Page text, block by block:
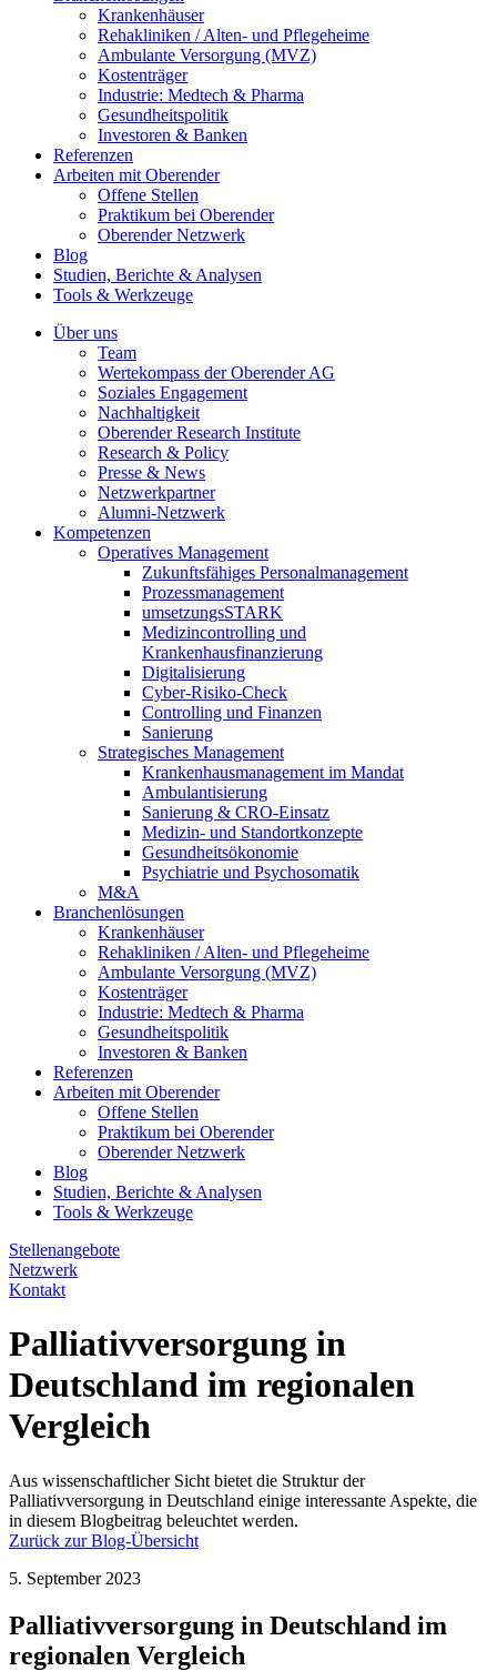
Krankenhäuser
Rehakliniken / Alten- und Pflegeheime
Ambulante Versorgung (MVZ)
Kostenträger
Industrie: Medtech & Pharma
Gesundheitspolitik
Investoren & Banken
Referenzen
Arbeiten mit Oberender
Offene Stellen
Praktikum bei Oberender
Oberender Netzwerk
Blog
Studien, Berichte & Analysen
Tools & Werkzeuge
Über uns
Team
Wertekompass der Oberender AG
Soziales Engagement
Nachhaltigkeit
Oberender Research Institute
Research & Policy
Presse & News
Netzwerkpartner
Alumni-Netzwerk
Kompetenzen
Operatives Management
Zukunftsfähiges Personalmanagement
Prozessmanagement
umsetzungsSTARK
Medizincontrolling und
Krankenhausfinanzierung
Digitalisierung
Cyber-Risiko-Check
Controlling und Finanzen
Sanierung
Strategisches Management
Krankenhausmanagement im Mandat
Ambulantisierung
Sanierung & CRO-Einsatz
Medizin- und Standortkonzepte
Gesundheitsökonomie
Psychiatrie und Psychosomatik
M&A
Branchenlösungen
Krankenhäuser
Rehakliniken / Alten- und Pflegeheime
Ambulante Versorgung (MVZ)
Kostenträger
Industrie: Medtech & Pharma
Gesundheitspolitik
Investoren & Banken
Referenzen
Arbeiten mit Oberender
Offene Stellen
Praktikum bei Oberender
Oberender Netzwerk
Blog
Studien, Berichte & Analysen
Tools & Werkzeuge
Stellenangebote
Netzwerk
Kontakt
Palliativversorgung in
Deutschland im regionalen
Vergleich
Aus wissenschaftlicher Sicht bietet die Struktur der
Palliativversorgung in Deutschland einige interessante Aspekte, die
in diesem Blogbeitrag beleuchtet werden.
Zurück zur Blog-Übersicht
5. September 2023
Palliativversorgung in Deutschland im
regionalen Vergleich